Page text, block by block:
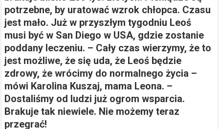
potrzebne, by uratować wzrok chłopca. Czasu
jest mało. Już w przyszłym tygodniu Leoś
musi być w San Diego w USA, gdzie zostanie
poddany leczeniu. – Cały czas wierzymy, że to
jest możliwe, że się uda, że Leoś będzie
zdrowy, że wrócimy do normalnego życia –
mówi Karolina Kuszaj, mama Leona. –
Dostaliśmy od ludzi już ogrom wsparcia.
Brakuje tak niewiele. Nie możemy teraz
przegrać!